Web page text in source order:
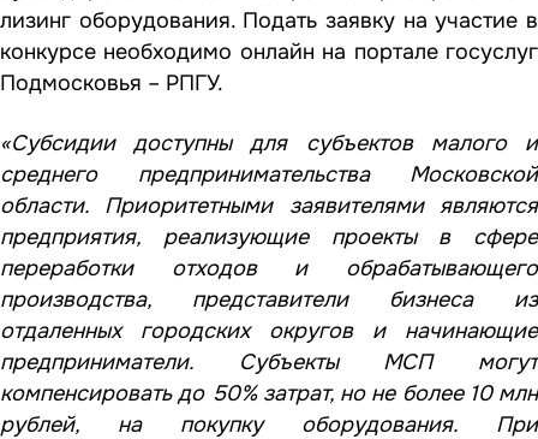
лизинг оборудования. Подать заявку на участие в
конкурсе необходимо онлайн на портале госуслуг
Подмосковья – РПГУ.
«Субсидии доступны для субъектов малого и
среднего предпринимательства Московской
области. Приоритетными заявителями являются
предприятия, реализующие проекты в сфере
переработки отходов и обрабатывающего
производства, представители бизнеса из
отдаленных городских округов и начинающие
предприниматели. Субъекты МСП могут
компенсировать до 50% затрат, но не более 10 млн
рублей, на покупку оборудования. При